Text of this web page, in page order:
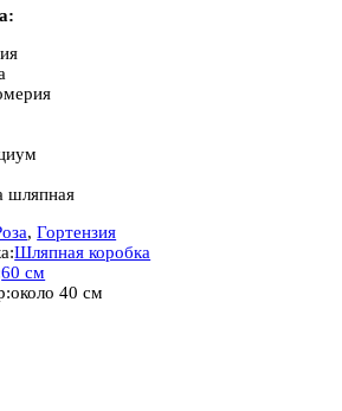
шляпная
,Гортензия
Шляпная коробка
60 см
около 40 см